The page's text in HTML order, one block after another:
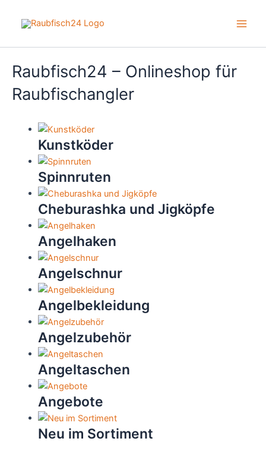
Inhalt
Raubfisch24 – Onlineshop für
Raubfischangler
Kunstköder
Spinnruten
Cheburashka und Jigköpfe
Angelhaken
Angelschnur
Angelbekleidung
Angelzubehör
Angeltaschen
Angebote
Neu im Sortiment